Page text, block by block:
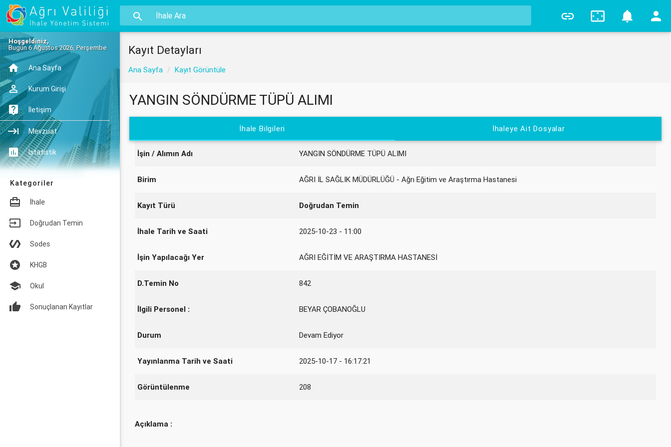
Hoşgeldiniz,
Bugün 6 Ağustos 2026, Perşembe
Ana Sayfa
Kurum Girişi
İletişim
Mevzuat
İstatistik
Kategoriler
İhale
Doğrudan Temin
Sodes
KHGB
Okul
Sonuçlanan Kayıtlar
Kayıt Detayları
Ana Sayfa Kayıt Görüntüle
YANGIN SÖNDÜRME TÜPÜ ALIMI
İhale Bilgileri İhaleye Ait Dosyalar
İşin / Alımın Adı YANGIN SÖNDÜRME TÜPÜ ALIMI
Birim AĞRI İL SAĞLIK MÜDÜRLÜĞÜ - Ağrı Eğitim ve Araştırma Hastanesi
Kayıt Türü Doğrudan Temin
İhale Tarih ve Saati 2025-10-23 - 11:00
İşin Yapılacağı Yer AĞRI EĞİTİM VE ARAŞTIRMA HASTANESİ
D.Temin No 842
İlgili Personel : BEYAR ÇOBANOĞLU
Durum Devam Ediyor
Yayınlanma Tarih ve Saati 2025-10-17 - 16:17:21
Görüntülenme 208
Açıklama :